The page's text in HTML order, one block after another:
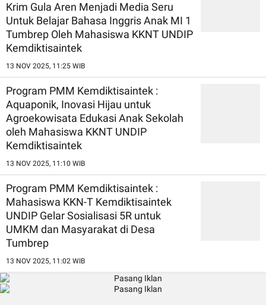
Krim Gula Aren Menjadi Media Seru
Untuk Belajar Bahasa Inggris Anak MI 1
Tumbrep Oleh Mahasiswa KKNT UNDIP
Kemdiktisaintek
13 NOV 2025, 11:25 WIB
Program PMM Kemdiktisaintek :
Aquaponik, Inovasi Hijau untuk
Agroekowisata Edukasi Anak Sekolah
oleh Mahasiswa KKNT UNDIP
Kemdiktisaintek
13 NOV 2025, 11:10 WIB
Program PMM Kemdiktisaintek :
Mahasiswa KKN-T Kemdiktisaintek
UNDIP Gelar Sosialisasi 5R untuk
UMKM dan Masyarakat di Desa
Tumbrep
13 NOV 2025, 11:02 WIB